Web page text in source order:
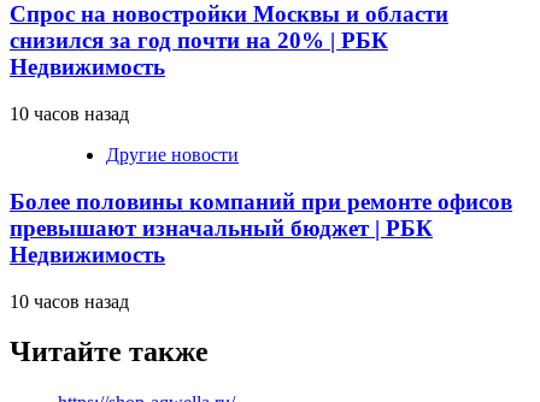
Спрос на новостройки Москвы и области
снизился за год почти на 20% | РБК
Недвижимость
10 часов назад
Другие новости
Более половины компаний при ремонте офисов
превышают изначальный бюджет | РБК
Недвижимость
10 часов назад
Читайте также